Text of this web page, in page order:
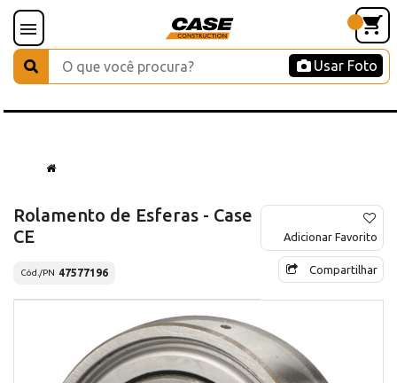
Usar Foto
Rolamento de Esferas - Case
CE
Cód./PN 47577196
Adicionar Favorito
Compartilhar